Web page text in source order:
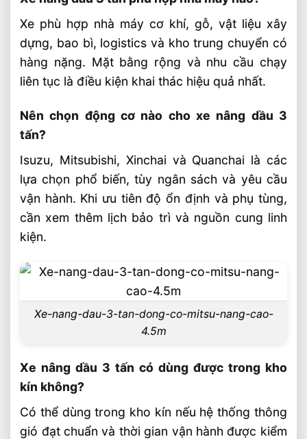
Xe phù hợp nhà máy cơ khí, gỗ, vật liệu xây
dựng, bao bì, logistics và kho trung chuyển có
hàng nặng. Mặt bằng rộng và nhu cầu chạy
liên tục là điều kiện khai thác hiệu quả nhất.
Nên chọn động cơ nào cho xe nâng dầu 3
tấn?
Isuzu, Mitsubishi, Xinchai và Quanchai là các
lựa chọn phổ biến, tùy ngân sách và yêu cầu
vận hành. Khi ưu tiên độ ổn định và phụ tùng,
cần xem thêm lịch bảo trì và nguồn cung linh
kiện.
Xe-nang-dau-3-tan-dong-co-mitsu-nang-cao-
4.5m
Xe nâng dầu 3 tấn có dùng được trong kho
kín không?
Có thể dùng trong kho kín nếu hệ thống thông
gió đạt chuẩn và thời gian vận hành được kiểm